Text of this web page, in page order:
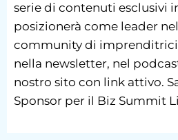
serie di contenuti esclusivi
posizionerà come leader
community di
nella newsletter, nel
nostro sito con link attivo.
Sponsor per il Biz Summit